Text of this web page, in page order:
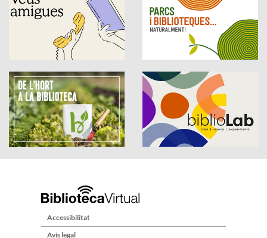
Accessibilitat
Avís legal